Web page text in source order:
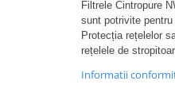
Sterilizare cu UV
Osmoza inversa
Sisteme fara pompa de
Filtrele Cintropure
sunt potrivite
Protecția rețelelor
rețelele de
Informatii